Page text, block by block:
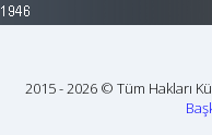
2015 - 2026 © Tüm Hakları